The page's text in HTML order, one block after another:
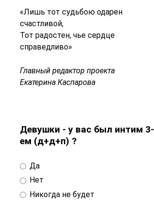
«Лишь тот судьбою одарен
счастливой,
Тот радостен, чье сердце
справедливо»
Главный редактор проекта
Екатерина Каспарова
Девушки - у вас был интим 3-
ем (д+д+п) ?
Да
Нет
Никогда не будет